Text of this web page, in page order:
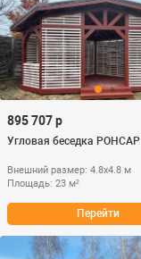
895 707 р
Угловая беседка РОНСАР
Внешний размер: 4.8х4.8 м
Площадь: 23 м²
Перейти